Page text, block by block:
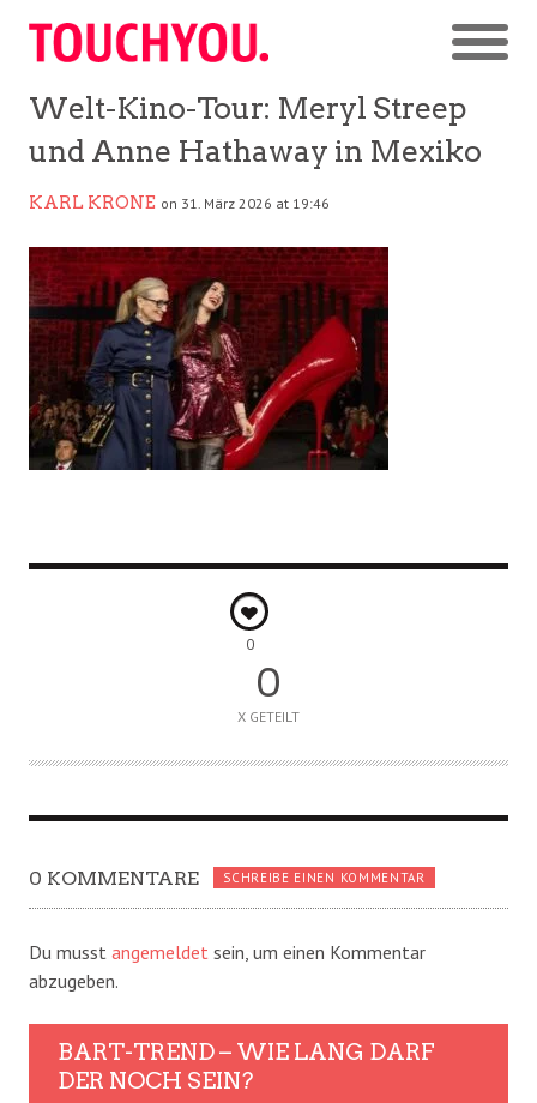
Welt-Kino-Tour: Meryl Streep
und Anne Hathaway in Mexiko
KARL KRONE on 31. März 2026 at 19:46
0
0
X GETEILT
0 KOMMENTARE SCHREIBE EINEN KOMMENTAR
Du musst angemeldet sein, um einen Kommentar
abzugeben.
BART-TREND – WIE LANG DARF
DER NOCH SEIN?